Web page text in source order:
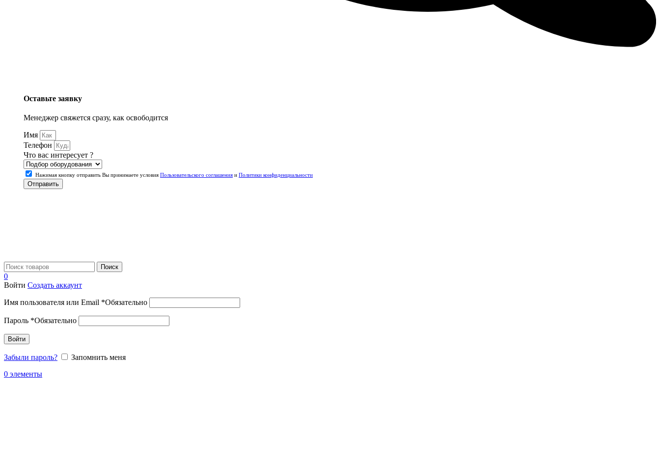
Оставьте заявку
Менеджер свяжется сразу, как освободится
Имя
Телефон
Что вас интересует ?
Нажимая кнопку отправить Вы принимаете условия Пользовательского соглашения и Политики конфиденциальности
Отправить
Поиск
0
Войти Создать аккаунт
Имя пользователя или Email *Обязательно
Пароль *Обязательно
Войти
Забыли пароль?
Запомнить меня
0 элементы